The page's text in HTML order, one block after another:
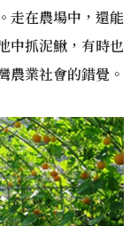
走在農場中，還能
中抓泥鰍，有時也
農業社會的錯覺。